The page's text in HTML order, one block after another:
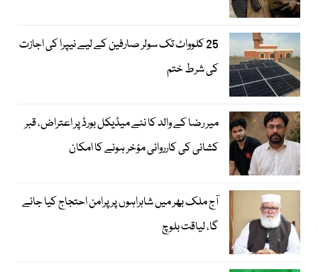
25 کلوواٹ تک سولر صارفین کے لیے نیپرا کی اجازت
کی شرط ختم
میر رضا کے والد کا نئے میڈیکل بورڈ پر اعتراض، قبر
کشائی کی کارروائی مؤخر ہونے کا امکان
آج ملک بھر میں شاہراہوں پر پرامن احتجاج کیا جائے
گا، لیاقت بلوچ